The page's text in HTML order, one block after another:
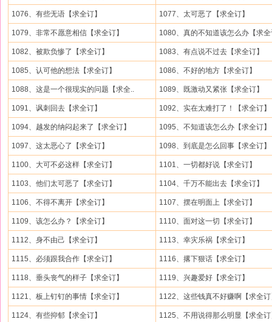
1076、有些无语【求全订】 1077、太可恶了【求全订】
1079、非常不愿意相信【求全订】 1080、真的不知道该怎么办【求
1082、被欺负惨了【求全订】 1083、有点说不过去【求全订】
1085、认可他的想法【求全订】 1086、不好的地方【求全订】
1088、这是一个很现实的问题【求全.. 1089、既激动又紧张【求全订】
1091、讽刺回去【求全订】 1092、实在太难打了！【求全订】
1094、越发的纳闷起来了【求全订】 1095、不知道该怎么办【求全订】
1097、这太恶心了【求全订】 1098、到底是怎么回事【求全订】
1100、大可不必这样【求全订】 1101、一切都好说【求全订】
1103、他们太可恶了【求全订】 1104、千万不能出去【求全订】
1106、不得不离开【求全订】 1107、摆在明面上【求全订】
1109、该怎么办？【求全订】 1110、面对这一切【求全订】
1112、身不由己【求全订】 1113、幸灾乐祸【求全订】
1115、必须跟我合作【求全订】 1116、撂下狠话【求全订】
1118、垂头丧气的样子【求全订】 1119、兴趣爱好【求全订】
1121、板上钉钉的事情【求全订】 1122、这些钱真不好赚啊【求全
1124、有些抑郁【求全订】 1125、不用说得那么明显【求全